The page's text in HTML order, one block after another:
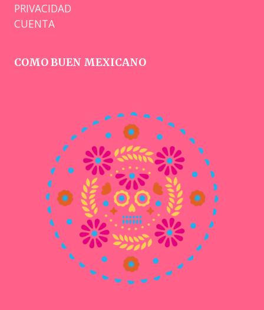
PRIVACIDAD
CUENTA
COMO BUEN MEXICANO